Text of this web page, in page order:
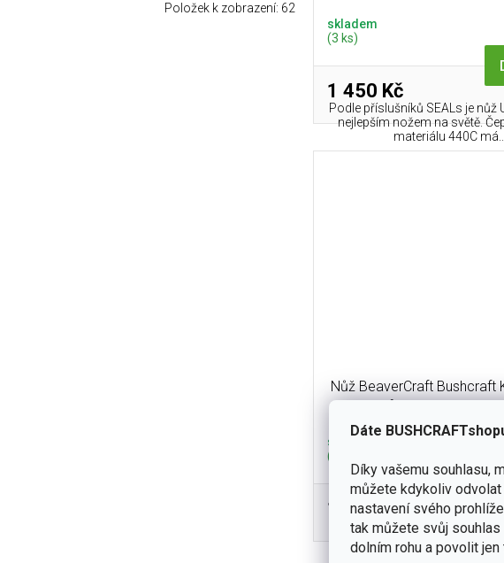
Dáte
Díky vašemu souhlasu,
můžete kdykoliv
nastavení svého
tak můžete svůj
dolním rohu a povolit
Položek k zobrazení: 62
skladem
(3 ks)
1 450 Kč
Podle příslušníků SEALs je nůž
nejlepším nožem na světě.
materiálu 440C
Nůž BeaverCraft Bushcraft
Nightfall Carbon Steel -
skladem
(3 ks)
1 390 Kč
Elegantní a současně drsný
který má fulltang čepel
uhlíkové oceli...